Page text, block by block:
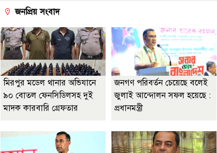
জনপ্রিয় সংবাদ
মিরপুর মডেল থানার অভিযানে
৯০ বোতল ফেনসিডিলসহ দুই
মাদক কারবারি গ্রেফতার
জনগণ পরিবর্তন চেয়েছে বলেই
জুলাই আন্দোলন সফল হয়েছে :
প্রধানমন্ত্রী